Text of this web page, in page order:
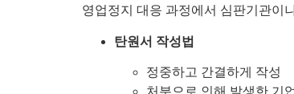
영업정지 대응 과정에서 심판기관이
탄원서 작성법
정중하고 간결하게 작성